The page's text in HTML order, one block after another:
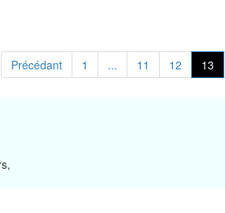
Précédant 1 ... 11 12 13